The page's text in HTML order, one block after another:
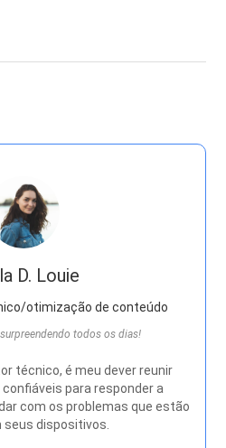
D. Louie
otimização de conteúdo
todos os dias!
técnico, é meu dever reunir
​​para responder a
com os problemas que estão
seus dispositivos.